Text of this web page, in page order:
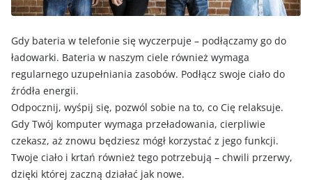
Gdy bateria w telefonie się wyczerpuje – podłączamy go do
ładowarki. Bateria w naszym ciele również wymaga
regularnego uzupełniania zasobów. Podłącz swoje ciało do
źródła energii.
Odpocznij, wyśpij się, pozwól sobie na to, co Cię relaksuje.
Gdy Twój komputer wymaga przeładowania, cierpliwie
czekasz, aż znowu będziesz mógł korzystać z jego funkcji.
Twoje ciało i krtań również tego potrzebują – chwili przerwy,
dzięki której zaczną działać jak nowe.